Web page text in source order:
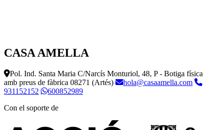
CASA AMELLA
Pol. Ind. Santa Maria C/Narcís Monturiol, 48, P - Botiga física
amb preus de fàbrica 08271 (Artés)
hola@casaamella.com
931152152
600852989
Con el soporte de